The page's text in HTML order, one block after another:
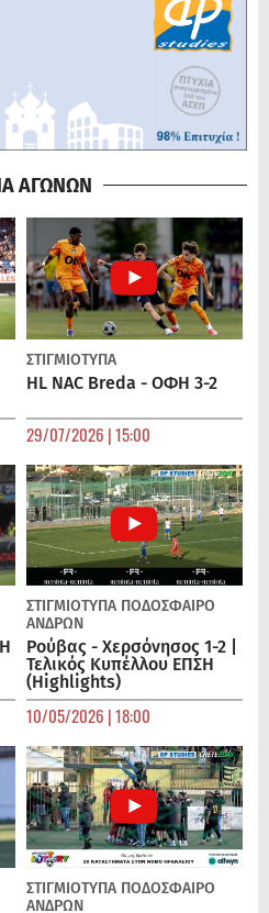
ΑΓΩΝΩΝ
ΣΤΙΓΜΙΟΤΥΠΑ
HL NAC Breda - ΟΦΗ 3-2
29/07/2026 | 15:00
ΣΤΙΓΜΙΟΤΥΠΑ ΠΟΔΌΣΦΑΙΡΟ
ΑΝΔΡΏΝ
Ρούβας - Χερσόνησος 1-2 |
Τελικός Κυπέλλου ΕΠΣΗ
(Highlights)
10/05/2026 | 18:00
ΣΤΙΓΜΙΟΤΥΠΑ ΠΟΔΌΣΦΑΙΡΟ
ΑΝΔΡΏΝ